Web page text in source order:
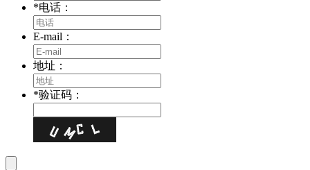
*电话：
E-mail：
地址：
*验证码：